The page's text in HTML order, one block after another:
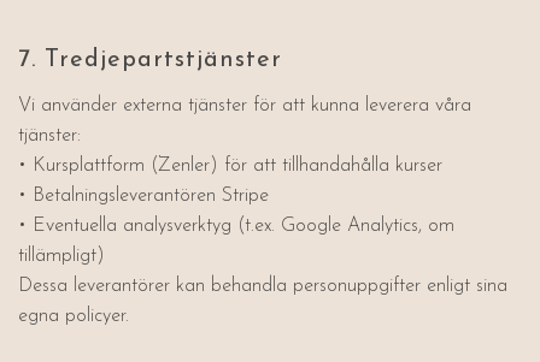
7. Tredjepartstjänster
Vi använder externa tjänster för att kunna leverera våra
tjänster:
• Kursplattform (Zenler) för att tillhandahålla kurser
• Betalningsleverantören Stripe
• Eventuella analysverktyg (t.ex. Google Analytics, om
tillämpligt)
Dessa leverantörer kan behandla personuppgifter enligt sina
egna policyer.